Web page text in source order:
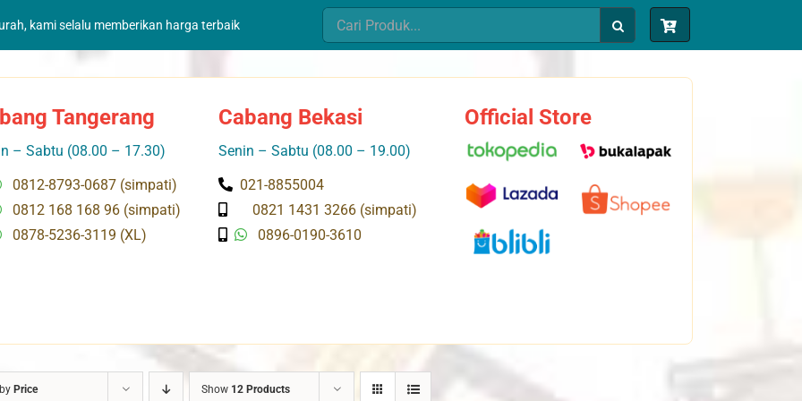
kami selalu memberikan harga terbaik
Search
for:
Tangerang
– Sabtu (08.00 – 17.30)
0812-8793-0687 (simpati)
0812 168 168 96 (simpati)
0878-5236-3119 (XL)
Cabang Bekasi
Senin – Sabtu (08.00 – 19.00)
021-8855004
0821 1431 3266 (simpati)
0896-0190-3610
Official Store
Price Show 12 Products